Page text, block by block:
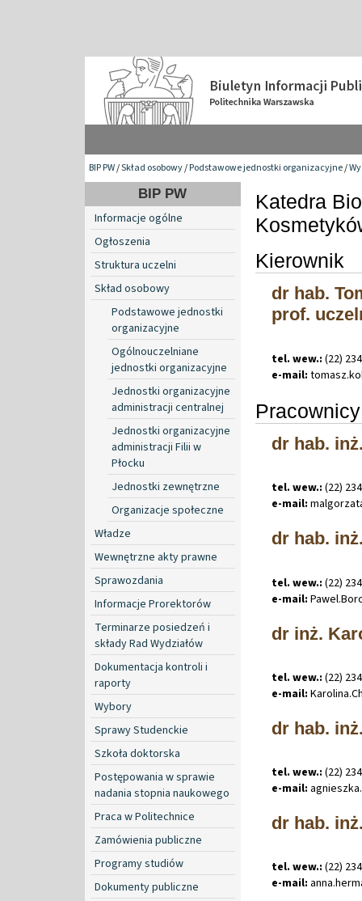
BIP PW/Skład osobowy/Podstawowe jednostki organizacyjne/
BIP PW
Informacje ogólne
Ogłoszenia
Struktura uczelni
Skład osobowy
Podstawowe jednostki
organizacyjne
Ogólnouczelniane
jednostki organizacyjne
Jednostki organizacyjne
administracji centralnej
Jednostki organizacyjne
administracji Filii w
Płocku
Jednostki zewnętrzne
Organizacje społeczne
Władze
Wewnętrzne akty prawne
Sprawozdania
Informacje Prorektorów
Terminarze posiedzeń i
składy Rad Wydziałów
Dokumentacja kontroli i
raporty
Wybory
Sprawy Studenckie
Szkoła doktorska
Postępowania w sprawie
nadania stopnia naukowego
Praca w Politechnice
Zamówienia publiczne
Programy studiów
Dokumenty publiczne
Katedra
Kierownik
dr hab.
prof.
tel. wew.: (22)
e-mail: tomasz.
Pracownicy
dr hab.
tel. wew.: (22)
e-mail:
dr hab.
tel. wew.: (22)
e-mail: Pawel.
dr inż.
tel. wew.: (22)
e-mail: Karolina.
dr hab.
tel. wew.: (22)
e-mail: agnieszka.
dr hab.
tel. wew.: (22)
e-mail: anna.